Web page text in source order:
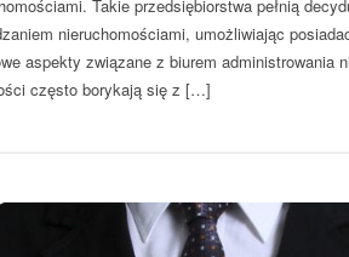
Takie przedsiębiorstwa pełnią
nieruchomościami, umożliwiając
aspekty związane z biurem administrowania
często borykają się z […]